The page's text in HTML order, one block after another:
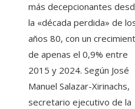
más decepcionantes
la «década perdida» de
años 80, con un
de apenas el 0,9% entre
2015 y 2024. Según José
Manuel Salazar-Xirinachs,
secretario ejecutivo de la